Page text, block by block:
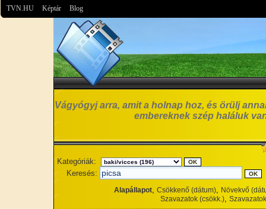
TVN.HU Képtár Blog
Vágyógyj arra, amit a holnap hoz, és örülj
embereknek szép haláluk
Kategóriák:
Keresés:
Alapállapot, Csökkenő (dátum), Növekvő
Szavazatok (csökk.),